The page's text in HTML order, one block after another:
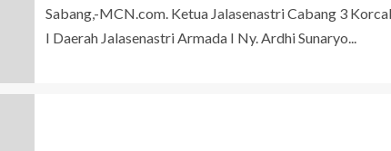
Sabang,-MCN.com. Ketua Jalasenastri Cabang 3
I Daerah Jalasenastri Armada I Ny. Ardhi Sunaryo...